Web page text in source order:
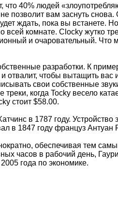
что 40% людей
вам заснуть снова.
ждать, пока вы встанете.
комнате. Clocky жутко
и очаровательный. Что
разработки. К
отвалит, чтобы вытащить вас
свои собственные
когда Tocky весело
стоит $58.00.
в 1787 году. Устройство
в 1847 году француз Антуан
обеспечивая тем
часов в рабочий день,
года по экономике.